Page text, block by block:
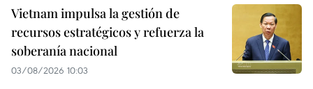
Vietnam impulsa la gestión de
recursos estratégicos y refuerza la
soberanía nacional
03/08/2026 10:03